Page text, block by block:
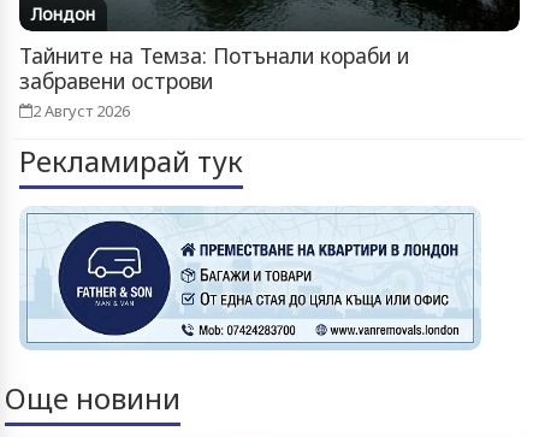
Лондон
Тайните на Темза: Потънали кораби и
забравени острови
2 Август 2026
Рекламирай тук
Още новини